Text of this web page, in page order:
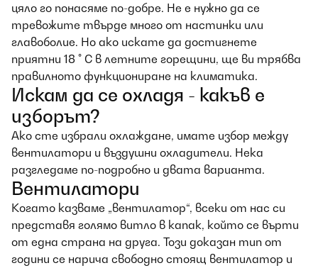
цяло го понасяме по-добре. Не е нужно да се
тревожите твърде много от настинки или
главоболие. Но ако искате да достигнете
приятни 18 ° C в летните горещини, ще ви трябва
правилното функциониране на климатика.
Искам да се охладя - какъв е
изборът?
Ако сте избрали охлаждане, имате избор между
вентилатори и въздушни охладители. Нека
разгледаме по-подробно и двата варианта.
Вентилатори
Когато казваме „вентилатор“, всеки от нас си
представя голямо витло в капак, който се върти
от една страна на друга. Този доказан тип от
години се нарича свободно стоящ вентилатор и